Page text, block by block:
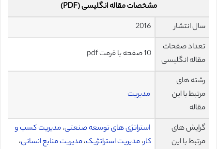
مشخصات مقاله انگلیسی (PDF)
سال انتشار
2016
تعداد صفحات
مقاله انگلیسی
10 صفحه با فرمت pdf
رشته های
مرتبط با این
مقاله
مدیریت
گرایش های
مرتبط با این
استراتژی های توسعه صنعتی،مدیریت کسب و
کار،مدیریت استراتژیک،مدیریت منابع انسانی،